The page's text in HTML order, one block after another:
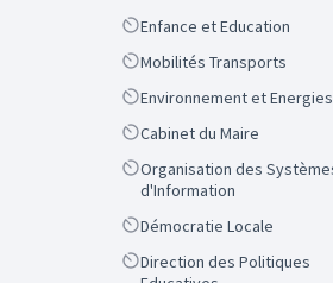
ScopeEnfance et Education
ScopeMobilités Transports
ScopeEnvironnement et Energies
ScopeCabinet du Maire
Scope
Organisation des Systèmes
d'Information
ScopeDémocratie Locale
Scope
Direction des Politiques